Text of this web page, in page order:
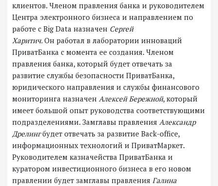
клиентов. Членом правления банка и руководителем
Центра электронного бизнеса и направлением по
работе с Big Data назначен Сергей
Харитич.Он работал в лаборатории инноваций
ПриватБанка с момента ее создания. Членом
правления банка, который будет отвечать за
развитие службы безопасности ПриватБанка,
юридического направления и службы финансового
мониторинга назначен Алексей Бережной, который
имеет большой опыт руководства соответствующими
подразделениями. Замглавы правления Александр
Дрелингбудет отвечать за развитие Back-office,
информационных технологий и ПриватМаркет.
Руководителем казначейства ПриватБанка и
куратором инвестиционного бизнеса в его новом
правлении будет замглавы правления Галина